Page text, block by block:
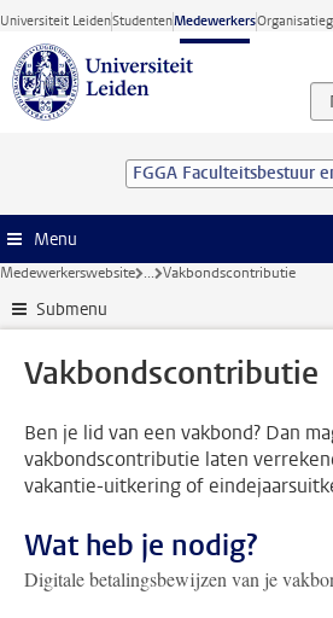
Ga direct naar de inhoud
Universiteit LeidenStudentenMedewerkers
Menu
Medewerkerswebsite ... Vakbondscontributie
Submenu
Vakbondscontributie
Ben je lid van een vakbond? Dan
vakbondscontributie laten
vakantie-uitkering of
Wat heb je nodig?
Digitale betalingsbewijzen van je